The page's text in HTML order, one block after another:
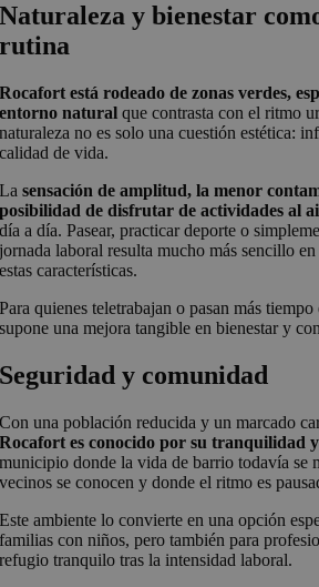
Naturaleza y bienestar
rutina
Rocafort está rodeado de zonas verdes,
entorno natural que contrasta con el ritmo
naturaleza no es solo una cuestión estética:
calidad de vida.
La sensación de amplitud, la menor
posibilidad de disfrutar de actividades al
día a día. Pasear, practicar deporte o
jornada laboral resulta mucho más sencillo
estas características.
Para quienes teletrabajan o pasan más tiempo
supone una mejora tangible en bienestar y
Seguridad y comunidad
Con una población reducida y un marcado
Rocafort es conocido por su tranquilidad
municipio donde la vida de barrio todavía se
vecinos se conocen y donde el ritmo es
Este ambiente lo convierte en una opción
familias con niños, pero también para
refugio tranquilo tras la intensidad laboral.